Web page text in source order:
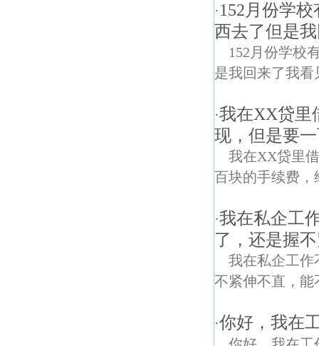
·152月份学
西去了但是
152月份学校
是我回来了我
·我在XX贷里
现，但是要
我在XX贷里
百块的手续费，
·我在私企工
了，还是握
我在私企工作
不紧伸不直，能
·你好，我在